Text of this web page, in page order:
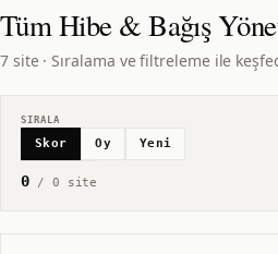
TümHibe & Bağış
7 site · Sıralama ve filtreleme ile
SIRALA
Skor Oy Yeni
0/ 0 site